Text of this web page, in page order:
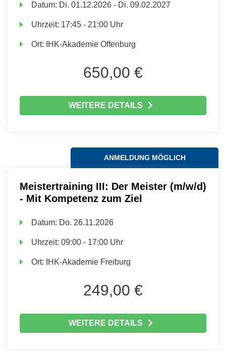
Datum: Di. 01.12.2026 - Di. 09.02.2027
Uhrzeit: 17:45 - 21:00 Uhr
Ort: IHK-Akademie Offenburg
650,00 €
WEITERE DETAILS
ANMELDUNG MÖGLICH
Meistertraining III: Der Meister (m/w/d)
- Mit Kompetenz zum Ziel
Datum: Do. 26.11.2026
Uhrzeit:09:00 - 17:00 Uhr
Ort: IHK-Akademie Freiburg
249,00 €
WEITERE DETAILS